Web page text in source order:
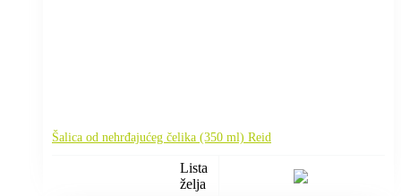
Šalica od nehrđajućeg čelika (350 ml) Reid
Lista
želja